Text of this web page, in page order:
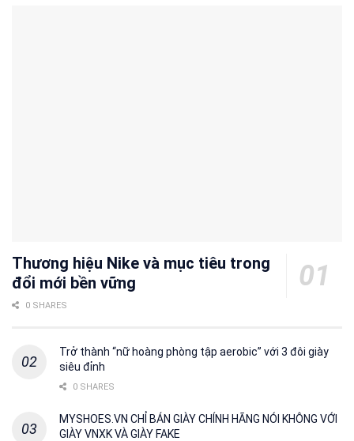
Thương hiệu Nike và mục tiêu trong
đổi mới bền vững
0 SHARES
Trở thành “nữ hoàng phòng tập aerobic” với 3 đôi giày
siêu đỉnh
0 SHARES
MYSHOES.VN CHỈ BÁN GIÀY CHÍNH HÃNG NÓI KHÔNG VỚI
GIÀY VNXK VÀ GIÀY FAKE